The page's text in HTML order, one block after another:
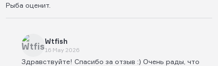
Рыба оценит.
Wtfish
16 May 2026
Здравствуйте! Спасибо за отзыв :) Очень рады, что